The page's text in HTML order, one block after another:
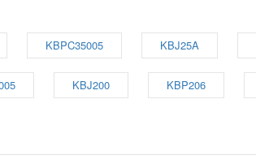
KBPC35005 KBJ25A
KBJ200 KBP206